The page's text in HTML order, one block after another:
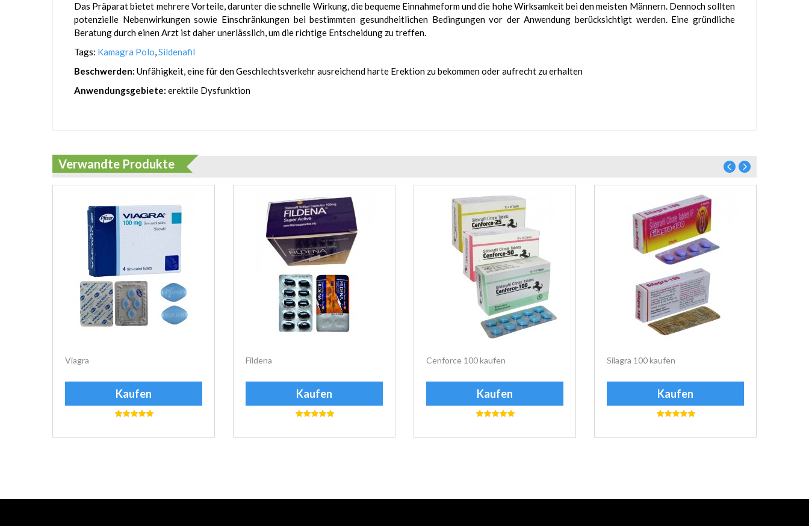
Das Präparat bietet mehrere Vorteile, darunter die schnelle Wirkung, die bequeme Einnahmeform und die hohe Wirksamkeit bei den meisten Männern. Dennoch sollten
potenzielle Nebenwirkungen sowie Einschränkungen bei bestimmten gesundheitlichen Bedingungen vor der Anwendung berücksichtigt werden. Eine gründliche
Beratung durch einen Arzt ist daher unerlässlich, um die richtige Entscheidung zu treffen.
Tags: Kamagra Polo,Sildenafil
Beschwerden: Unfähigkeit, eine für den Geschlechtsverkehr ausreichend harte Erektion zu bekommen oder aufrecht zu erhalten
Anwendungsgebiete: erektile Dysfunktion
Verwandte Produkte
Viagra
Kaufen
Fildena
Kaufen
Cenforce 100 kaufen
Kaufen
Silagra 100 kaufen
Kaufen